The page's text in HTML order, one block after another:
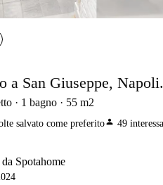
a San Giuseppe, Napoli.
1 bagno 55 m2
salvato come preferitoperson 49
da Spotahome